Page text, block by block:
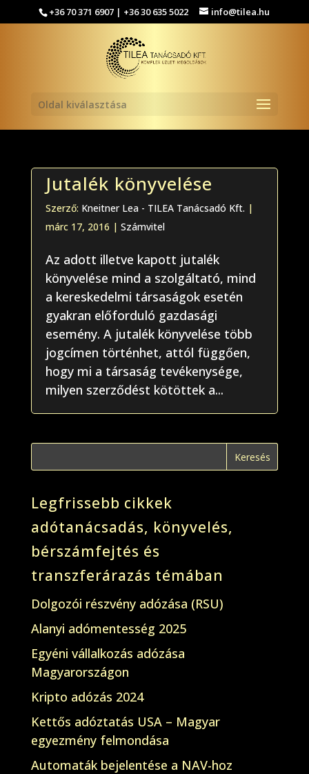
+36 70 371 6907 | +36 30 635 5022 info@tilea.hu
Oldal kiválasztása
Jutalék könyvelése
Szerző: Kneitner Lea - TILEA Tanácsadó Kft. |
márc 17, 2016 | Számvitel
Az adott illetve kapott jutalék
könyvelése mind a szolgáltató, mind
a kereskedelmi társaságok esetén
gyakran előforduló gazdasági
esemény. A jutalék könyvelése több
jogcímen történhet, attól függően,
hogy mi a társaság tevékenysége,
milyen szerződést kötöttek a...
Legfrissebb cikkek
adótanácsadás, könyvelés,
bérszámfejtés és
transzferárazás témában
Dolgozói részvény adózása (RSU)
Alanyi adómentesség 2025
Egyéni vállalkozás adózása
Magyarországon
Kripto adózás 2024
Kettős adóztatás USA – Magyar
egyezmény felmondása
Automaták bejelentése a NAV-hoz